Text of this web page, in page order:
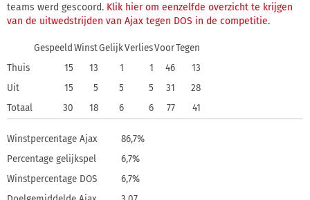
teams werd gescoord. Klik hier om eenzelfde overzicht te krijgen
van de uitwedstrijden van Ajax tegen DOS in de competitie.
Gespeeld WinstGelijkVerliesVoorTegen
Thuis
15 13 1 1 46
13
Uit
15 5 5 5 31
28
Totaal
30 18 6 6 77 41
Winstpercentage Ajax
86,7%
Percentage gelijkspel
6,7%
Winstpercentage DOS
6,7%